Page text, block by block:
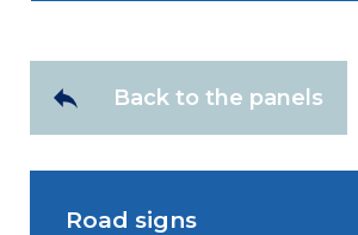
Back to the panels
Road signs